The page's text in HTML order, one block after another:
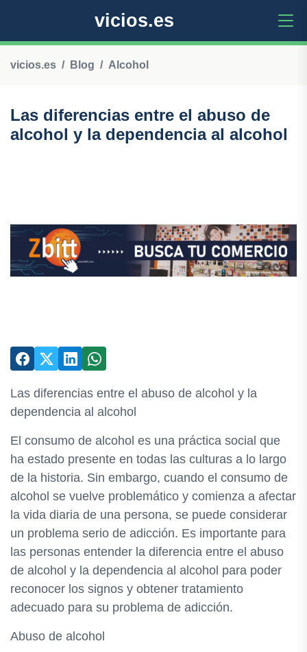
vicios.es
vicios.es Blog Alcohol
Las diferencias entre el abuso de
alcohol y la dependencia al alcohol
Las diferencias entre el abuso de alcohol y la
dependencia al alcohol
El consumo de alcohol es una práctica social que
ha estado presente en todas las culturas a lo largo
de la historia. Sin embargo, cuando el consumo de
alcohol se vuelve problemático y comienza a afectar
la vida diaria de una persona, se puede considerar
un problema serio de adicción. Es importante para
las personas entender la diferencia entre el abuso
de alcohol y la dependencia al alcohol para poder
reconocer los signos y obtener tratamiento
adecuado para su problema de adicción.
Abuso de alcohol